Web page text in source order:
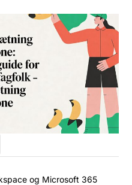
og Microsoft 365